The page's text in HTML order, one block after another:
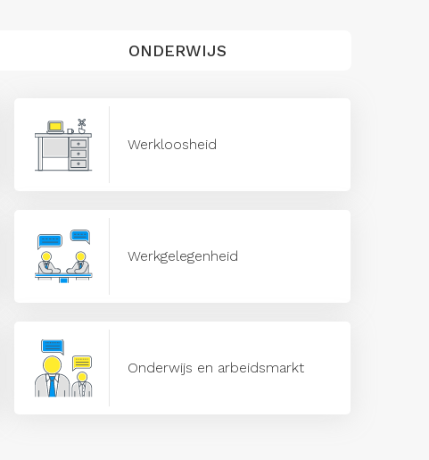
ONDERWIJS
Werkloosheid
Werkgelegenheid
Onderwijs en arbeidsmarkt